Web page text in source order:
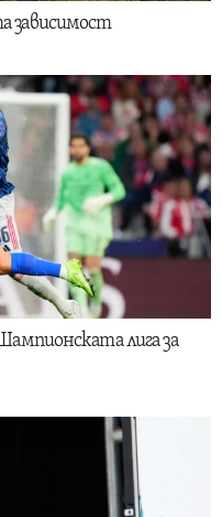
зависимост
лига за